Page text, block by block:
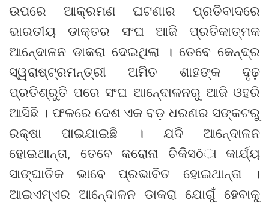
ଉପରେ ଆକ୍ରମଣ ଘଟଣାର ପ୍ରତିବାଦରେ
ଭାରତୀୟ ଡାକ୍ତର ସଂଘ ଆଜି ପ୍ରତିକାତ୍ମକ
ଆନେ୍ଦାଳନ ଡାକରା ଦେଇଥିଲା । ତେବେ କେନ୍ଦ୍ର
ସ୍ୱରାଷ୍ଟ୍ରମନ୍ତ୍ରୀ ଅମିତ ଶାହଙ୍କ ଦୃଢ଼
ପ୍ରତିଶ୍ରୁତି ପରେ ସଂଘ ଆନେ୍ଦାଳନରୁ ଆଜି ଓହରି
ଆସିଛି । ଫଳରେ ଦେଶ ଏକ ବଡ଼ ଧରଣର ସଙ୍କଟରୁ
ରକ୍ଷା ପାଇଯାଇଛି । ଯଦି ଆନେ୍ଦାଳନ
ହୋଇଥାନ୍ତା, ତେବେ କରୋନା ଚିକିସôା କାର୍ଯ୍ୟ
ସାଙ୍ଘାତିକ ଭାବେ ପ୍ରଭାବିତ ହୋଇଥାନ୍ତା ।
ଆଇଏମ୍ଏର ଆନେ୍ଦାଳନ ଡାକରା ଯୋଗୁଁ ହେବାକୁ